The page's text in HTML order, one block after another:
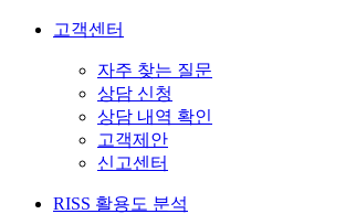
고객센터
자주 찾는 질문
상담 신청
상담 내역 확인
고객제안
신고센터
RISS 활용도 분석